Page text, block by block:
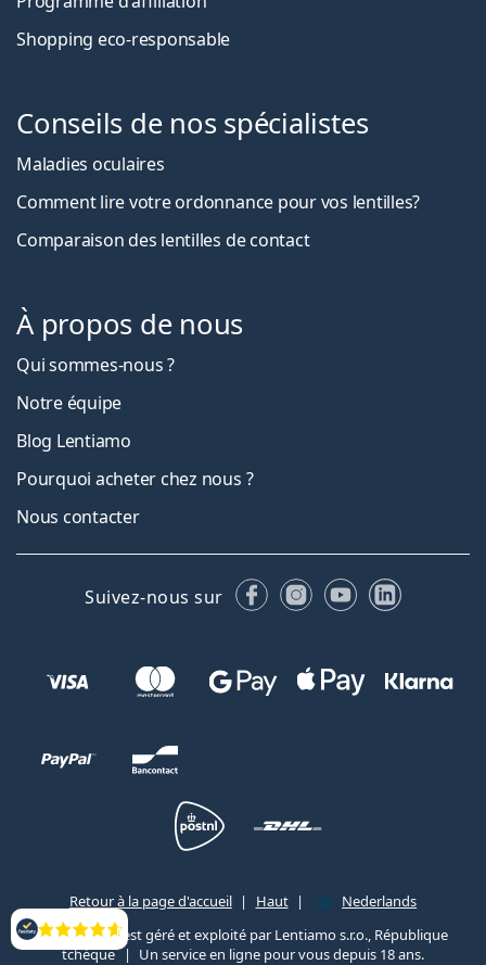
Évaluation
Shopping eco-responsable
Conseils de nos spécialistes
Maladies oculaires
Comment lire votre ordonnance pour vos lentilles?
Comparaison des lentilles de contact
À propos de nous
Qui sommes-nous ?
Notre équipe
Blog Lentiamo
Pourquoi acheter chez nous ?
Nous contacter
Suivez-nous sur FacebookInstagram
YouTubeLinkedIn
Retour à la page d'accueil Haut
Nederlands
Lentiamo.be est géré et exploité par Lentiamo s.r.o., République
tchèque
Un service en ligne pour vous depuis 18 ans.